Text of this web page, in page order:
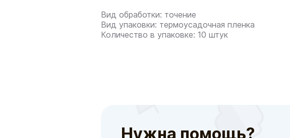
Вид обработки: точение
Вид упаковки: термоусадочная пленка
Количество в упаковке: 10 штук
Нужна помощь?